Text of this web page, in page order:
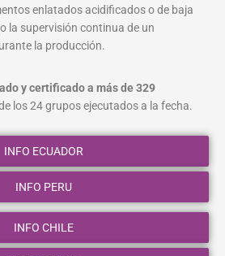
enlatados acidificados o de baja
la supervisión continua de un
la producción.
y certificado a más de 329
los 24 grupos ejecutados a la fecha.
INFO ECUADOR
INFO PERU
INFO CHILE